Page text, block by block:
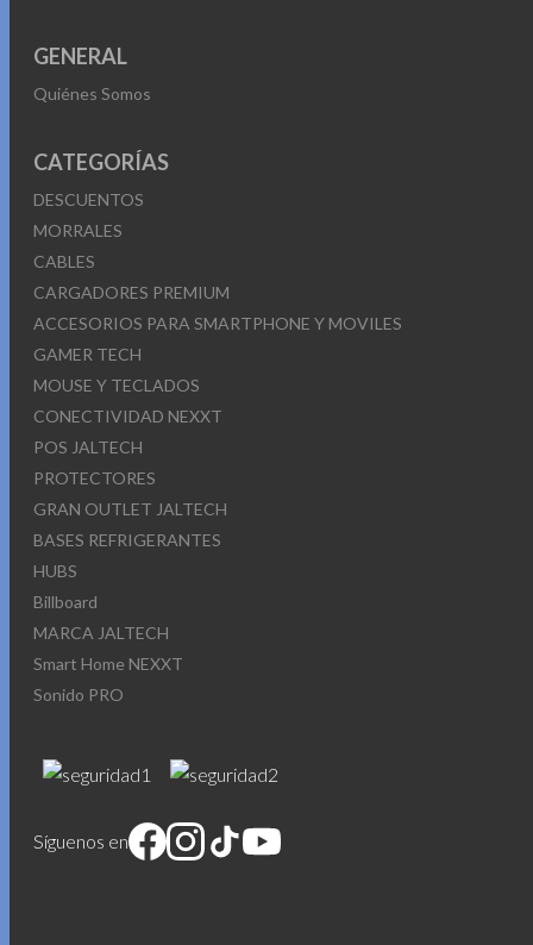
GENERAL
Quiénes Somos
CATEGORÍAS
DESCUENTOS
MORRALES
CABLES
CARGADORES PREMIUM
ACCESORIOS PARA SMARTPHONE Y MOVILES
GAMER TECH
MOUSE Y TECLADOS
CONECTIVIDAD NEXXT
POS JALTECH
PROTECTORES
GRAN OUTLET JALTECH
BASES REFRIGERANTES
HUBS
Billboard
MARCA JALTECH
Smart Home NEXXT
Sonido PRO
Síguenos en